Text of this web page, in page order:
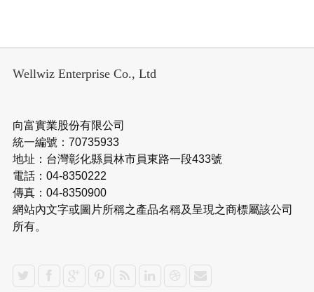
Wellwiz Enterprise Co., Ltd
向富實業股份有限公司
統一編號：70735933
地址：台灣彰化縣員林市員東路一段433號
電話：04-8350222
傳真：04-8350900
網站內文字或圖片所稱之產品名稱及呈現之商標屬該公司
所有。